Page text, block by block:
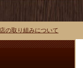
の取り組みについて